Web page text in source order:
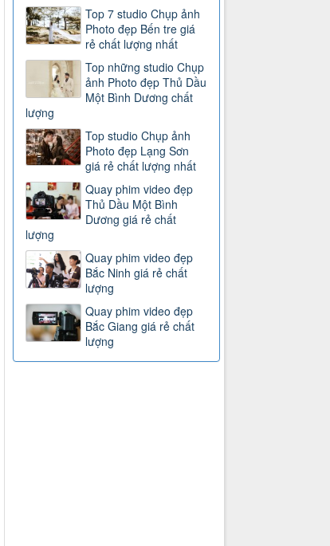
Top 7 studio Chụp ảnh
Photo đẹp Bến tre giá
rẻ chất lượng nhất
Top những studio Chụp
ảnh Photo đẹp Thủ Dầu
Một Bình Dương chất
lượng
Top studio Chụp ảnh
Photo đẹp Lạng Sơn
giá rẻ chất lượng nhất
Quay phim video đẹp
Thủ Dầu Một Bình
Dương giá rẻ chất
lượng
Quay phim video đẹp
Bắc Ninh giá rẻ chất
lượng
Quay phim video đẹp
Bắc Giang giá rẻ chất
lượng